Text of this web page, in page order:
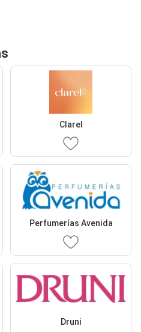
Clarel
Perfumerías Avenida
Druni